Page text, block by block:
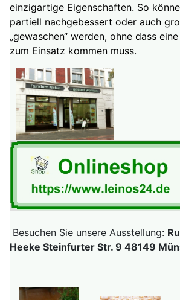
einzigartige Eigenschaften. So
partiell nachgebessert oder auch
„gewaschen“ werden, ohne dass
zum Einsatz kommen muss.
Besuchen Sie unsere Ausstellung:
Heeke Steinfurter Str. 9 48149